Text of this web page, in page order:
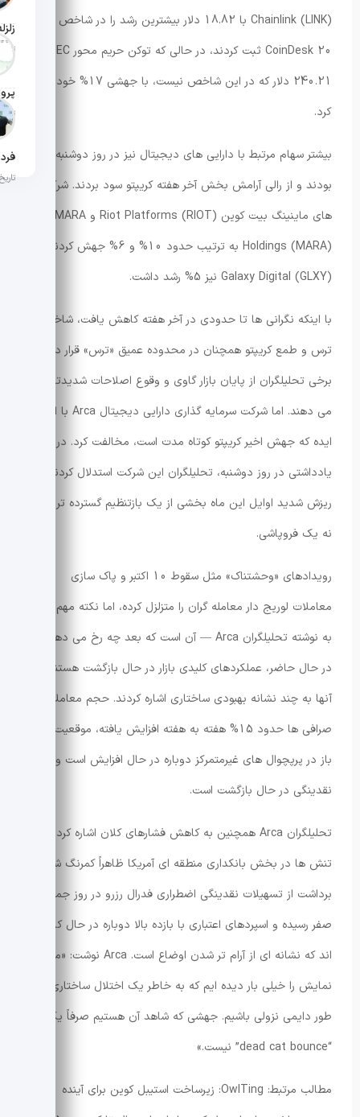
تاریخ
تاریخ
تاریخ
Chainlink (LINK) با 18.82 دلار بیشترین رشد را در شاخص
240.21 دلار که در این شاخص نیست، با جهشی 17% خودنمایی
کرد.
بیشتر سهام مرتبط با دارایی های دیجیتال نیز در روز دوشنبه سبز
بودند و از رالی آرامش بخش آخر هفته کریپتو سود بردند. شرکت
های ماینینگ بیت کوین Riot Platforms (RIOT) و MARA
Holdings (MARA) به ترتیب حدود 10% و 6% جهش کردند و
Galaxy Digital (GLXY) نیز 5% رشد داشت.
با اینکه نگرانی ها تا حدودی در آخر هفته کاهش یافت، شاخص
ترس و طمع کریپتو همچنان در محدوده عمیق «ترس» قرار دارد و
برخی تحلیلگران از پایان بازار گاوی و وقوع اصلاحات شدیدتر خبر
می دهند. اما شرکت سرمایه گذاری دارایی دیجیتال Arca با این
ایده که جهش اخیر کریپتو کوتاه مدت است، مخالفت کرد. در
یادداشتی در روز دوشنبه، تحلیلگران این شرکت استدلال کردند که
ریزش شدید اوایل این ماه بخشی از یک بازتنظیم گسترده تر بوده،
نه یک فروپاشی.
رویدادهای «وحشتناک» مثل سقوط 10 اکتبر و پاک سازی
معاملات لوریج دار معامله گران را متزلزل کرده، اما نکته مهم —
به نوشته تحلیلگران Arca — آن است که بعد چه رخ می دهد؛ و
در حال حاضر، عملکردهای کلیدی بازار در حال بازگشت هستند.
آنها به چند نشانه بهبودی ساختاری اشاره کردند. حجم معاملات در
صرافی ها حدود 15% هفته به هفته افزایش یافته، موقعیت های
باز در پرپچوال های غیرمتمرکز دوباره در حال افزایش است و
نقدینگی در حال بازگشت است.
تحلیلگران Arca همچنین به کاهش فشارهای کلان اشاره کردند.
تنش ها در بخش بانکداری منطقه ای آمریکا ظاهراً کمرنگ شده،
برداشت از تسهیلات نقدینگی اضطراری فدرال رزرو در روز جمعه به
صفر رسیده و اسپردهای اعتباری با بازده بالا دوباره در حال کاهش
اند که نشانه ای از آرام تر شدن اوضاع است. Arca نوشت: «ما این
نمایش را خیلی بار دیده ایم که به خاطر یک اختلال ساختاری به
طور دایمی نزولی باشیم. جهشی که شاهد آن هستیم صرفاً یک
“dead cat bounce” نیست.»
مطالب مرتبط: OwlTing: زیرساخت استیبل کوین برای آینده